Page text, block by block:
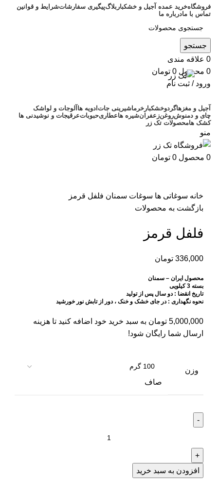
فروشگاهخرید عمده آجیل و خشکبار بلاگپیگیری سفارشاتشرایط و قوانین
تماس با مادرباره ما
جستجو
0 علاقه مندی
0 محصول 0 تومان
ورود / ثبت نام
آجیل و مغزهاگردوخشکبار خرماشیرینی جات ادویه ها آلوجات و لواشک
چای و دمنوشروغنزعفرانشیره هاعطاریحبوباتعرقیجات و نوشیدنی ها
کشک هامحصولات تک زر
منو
0 محصول 0 تومان
خانه سوغاتی ها سوغات سمنان فلفل قرمز
بازگشت به محصولات
فلفل قرمز
336,000 تومان
محصول ایران – سمنان
بسته 3 کیلویی
تاریخ انقضا : دو سال پس از تولید
نحوه نگهداری : در جای خشک و خنک ، دور از تابش نور خورشید
5,000,000 تومان به سبد خرید خود اضافه کنید تا هزینه
ارسال شما رایگان شود!
وزن
صاف
افزودن به سبد خرید